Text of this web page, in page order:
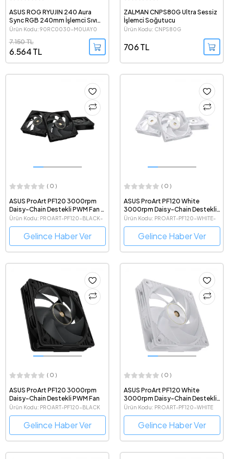
ASUS ROG RYUJIN 240 Aura
Sync RGB 240mm İşlemci Sıvı
Soğutma Sistemi
Ürün Kodu: 90RC0030-M0UAY0
6.564 TL
7.150 TL
ZALMAN CNPS80G Ultra Sessiz
İşlemci Soğutucu
Ürün Kodu: CNPS80G
706 TL
( 0 )
ASUS ProArt PF120 3000rpm
Daisy-Chain Destekli PWM Fan -
3'lü Paket
Ürün Kodu: PROART-PF120-BLACK-
3IN1
Gelince Haber Ver
( 0 )
ASUS ProArt PF120 White
3000rpm Daisy-Chain Destekli
PWM Beyaz Fan - 3'lü Paket
Ürün Kodu: PROART-PF120-WHITE-
3IN1
Gelince Haber Ver
( 0 )
ASUS ProArt PF120 3000rpm
Daisy-Chain Destekli PWM Fan
Ürün Kodu: PROART-PF120-BLACK
Gelince Haber Ver
( 0 )
ASUS ProArt PF120 White
3000rpm Daisy-Chain Destekli
PWM Beyaz Fan
Ürün Kodu: PROART-PF120-WHITE
Gelince Haber Ver